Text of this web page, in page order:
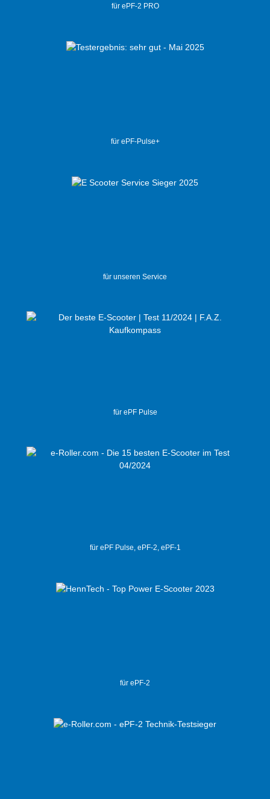
für ePF-2 PRO
für ePF-Pulse+
für unseren Service
für ePF Pulse
für ePF Pulse, ePF-2, ePF-1
für ePF-2